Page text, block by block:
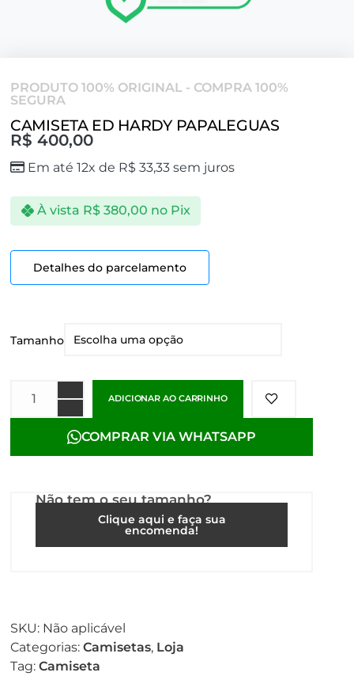
PRODUTO 100% ORIGINAL - COMPRA 100%
SEGURA
CAMISETA ED HARDY PAPALEGUAS
R$ 400,00
Em até 12x de R$ 33,33 sem juros
À vista R$380,00 no Pix
Detalhes do parcelamento
Tamanho
ADICIONAR AO CARRINHO
COMPRAR VIA WHATSAPP
Não tem o seu tamanho?
Clique aqui e faça sua
encomenda!
SKU: Não aplicável
Categorias: Camisetas, Loja
Tag: Camiseta